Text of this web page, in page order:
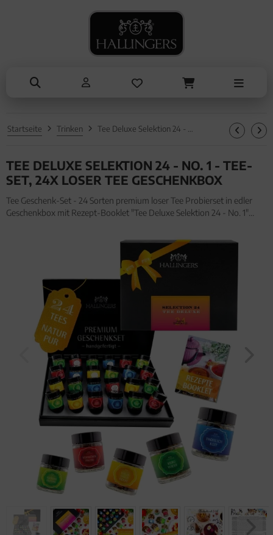
Startseite Trinken
TEE DELUXE SELEKTION 24 - NO. 1 - TEE-
SET, 24X LOSER TEE GESCHENKBOX
Tee Geschenk-Set - 24 Sorten premium loser Tee Probierset in edler
Geschenkbox mit Rezept-Booklet "Tee Deluxe Selektion 24 - No. 1"
loser Tee Probierset in edler Geschenkbox mit Rezept-Bo
SOMMER
ALLES ANZEIGEN AUS SOMMER
Genüsse
Liköre
NASCHEN
ALLES ANZEIGEN AUS NASCHEN
Pralinen
Müsli
Honig & Konfitüren
KOCHEN
Essig & Öl
Brot & Pasta
ANLÄSSE
ALLES ANZEIGEN AUS ANLÄSSE
Kleine Aufmerksamkeiten
Ostern
Sommer
Valentinstag
Weihnachten
Geburtstag